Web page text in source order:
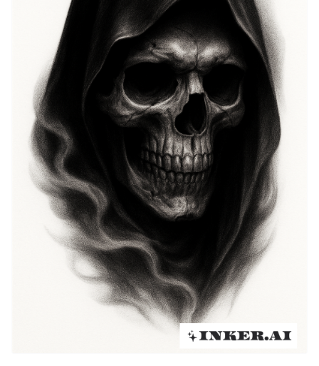
choix du placement reflète souvent une signification
personnelle ; les individus peuvent opter pour des
emplacements où ils peuvent facilement voir et se
souvenir de la signification du tatouage. En fin de
compte, le placement idéal devrait résonner avec la
façon dont les idées de La Mort se connectent à la vie
du porteur et à sa perspective sur la mortalité.